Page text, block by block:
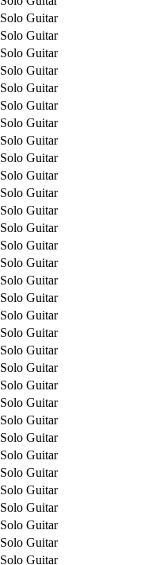
Solo Guitar
Solo Guitar
Solo Guitar
Solo Guitar
Solo Guitar
Solo Guitar
Solo Guitar
Solo Guitar
Solo Guitar
Solo Guitar
Solo Guitar
Solo Guitar
Solo Guitar
Solo Guitar
Solo Guitar
Solo Guitar
Solo Guitar
Solo Guitar
Solo Guitar
Solo Guitar
Solo Guitar
Solo Guitar
Solo Guitar
Solo Guitar
Solo Guitar
Solo Guitar
Solo Guitar
Solo Guitar
Solo Guitar
Solo Guitar
Solo Guitar
Solo Guitar